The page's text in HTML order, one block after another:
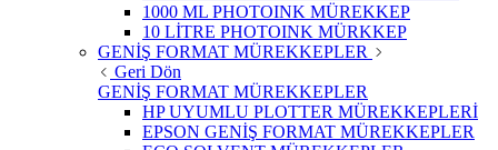
1000 ML PHOTOINK MÜREKKEP
10 LİTRE PHOTOINK MÜRKKEP
GENİŞ FORMAT MÜREKKEPLER
Geri Dön
GENİŞ FORMAT MÜREKKEPLER
HP UYUMLU PLOTTER MÜREKKEPLERİ
EPSON GENİŞ FORMAT MÜREKKEPLER